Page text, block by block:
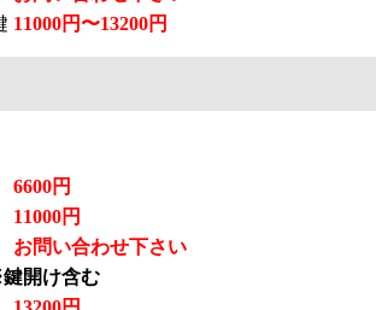
11000円〜13200円
6600円
11000円
お問い合わせ下さい
開け含む